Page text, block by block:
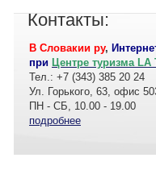
Контакты:
В Словакии ру,
при Центре туризма LA
Тел.: +7 (343) 385 20 24
Ул. Горького, 63, офис
ПН - СБ, 10.00 - 19.00
подробнее